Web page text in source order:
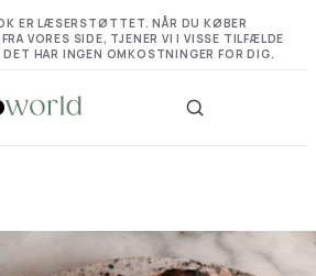
ER LÆSERSTØTTET. NÅR DU KØBER
VORES SIDE, TJENER VI I VISSE TILFÆLDE
HAR INGEN OMKOSTNINGER FOR DIG.